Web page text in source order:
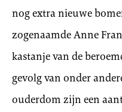
nog extra nieuwe
zogenaamde Anne
kastanje van de
gevolg van onder
ouderdom zijn een